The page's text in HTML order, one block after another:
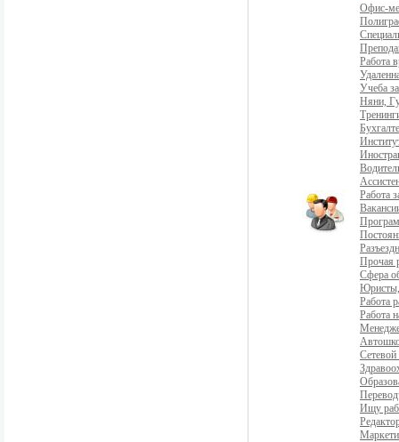
Офис-
Работа
Учеба
Няни,
Работа
Прочая
Сфера
Юристы,
Работа
Работа
Сетевой
Ищу